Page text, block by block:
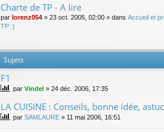
Charte de TP - A lire
par lorenz054 » 23 oct. 2005, 02:00 » dans Accueil et
TP :)
Sujets
F1
par Vindel » 24 déc. 2006, 17:35
LA CUISINE : Conseils, bonne idée,
par SAMLAURE » 11 mai 2006, 16:51